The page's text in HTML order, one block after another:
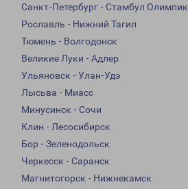
Санкт-Петербург - Стамбул Олимпик
Рославль - Нижний Тагил
Тюмень - Волгодонск
Великие Луки - Адлер
Ульяновск - Улан-Удэ
Лысьва - Миасс
Минусинск - Сочи
Клин - Лесосибирск
Бор - Зеленодольск
Черкесск - Саранск
Магнитогорск - Нижнекамск